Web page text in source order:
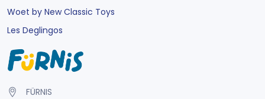
Woet by New Classic Toys
Les Deglingos
FÜRNIS